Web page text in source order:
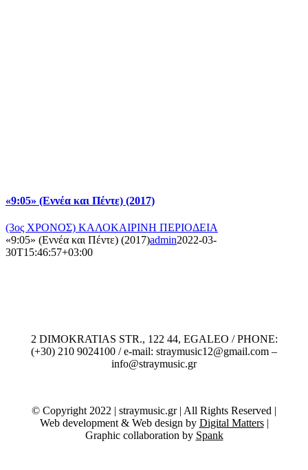
«9:05» (Εννέα και Πέντε) (2017)
(3ος ΧΡΟΝΟΣ) ΚΑΛΟΚΑΙΡΙΝΗ ΠΕΡΙΟΔΕΙΑ
«9:05» (Εννέα και Πέντε) (2017)admin2022-03-
30T15:46:57+03:00
2 DIMOKRATIAS STR., 122 44, EGALEO / PHONE:
(+30) 210 9024100 / e-mail: straymusic12@gmail.com –
info@straymusic.gr
© Copyright 2022 | straymusic.gr | All Rights Reserved |
Web development & Web design by Digital Matters|
Graphic collaboration by Spank